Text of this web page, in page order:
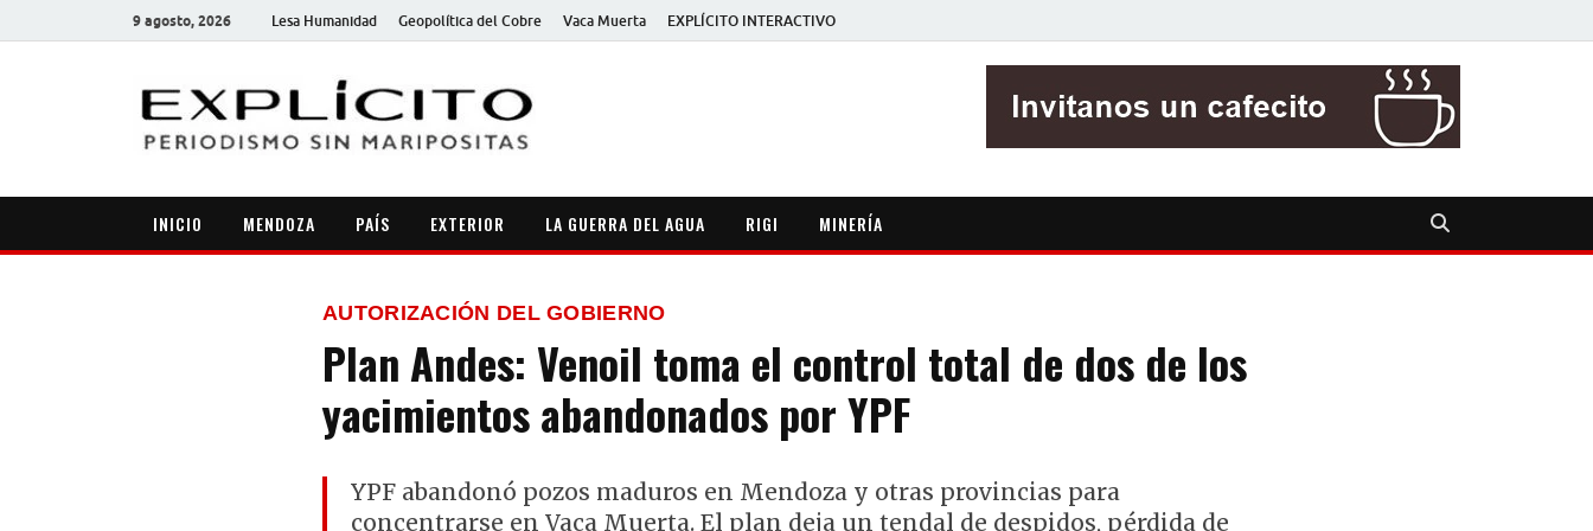
9 agosto, 2026 Lesa Humanidad Geopolítica del Cobre Vaca Muerta EXPLÍCITO INTERACTIVO
INICIO MENDOZA PAÍS EXTERIOR LA GUERRA DEL AGUA RIGI MINERÍA
AUTORIZACIÓN DEL GOBIERNO
Plan Andes: Venoil toma el control total de dos de los
yacimientos abandonados por YPF
YPF abandonó pozos maduros en Mendoza y otras provincias para
concentrarse en Vaca Muerta. El plan deja un tendal de despidos, pérdida de